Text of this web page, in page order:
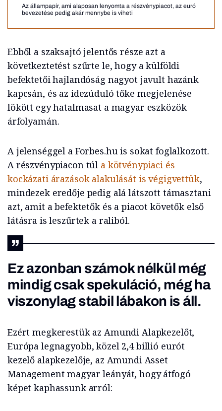
Az állampapír, ami alaposan lenyomta a részvénypiacot, az euró
bevezetése pedig akár mennybe is viheti
Ebből a szaksajtó jelentős része azt a
következtetést szűrte le, hogy a külföldi
befektetői hajlandóság nagyot javult hazánk
kapcsán, és az idezúduló tőke megjelenése
lökött egy hatalmasat a magyar eszközök
árfolyamán.
A jelenséggel a Forbes.hu is sokat foglalkozott.
A részvénypiacon túl a kötvénypiaci és
kockázati árazások alakulását is végigvettük,
mindezek eredője pedig alá látszott támasztani
azt, amit a befektetők és a piacot követők első
látásra is leszűrtek a raliból.
Ez azonban számok nélkül még
mindig csak spekuláció, még ha
viszonylag stabil lábakon is áll.
Ezért megkerestük az Amundi Alapkezelőt,
Európa legnagyobb, közel 2,4 billió eurót
kezelő alapkezelője, az Amundi Asset
Management magyar leányát, hogy átfogó
képet kaphassunk arról: